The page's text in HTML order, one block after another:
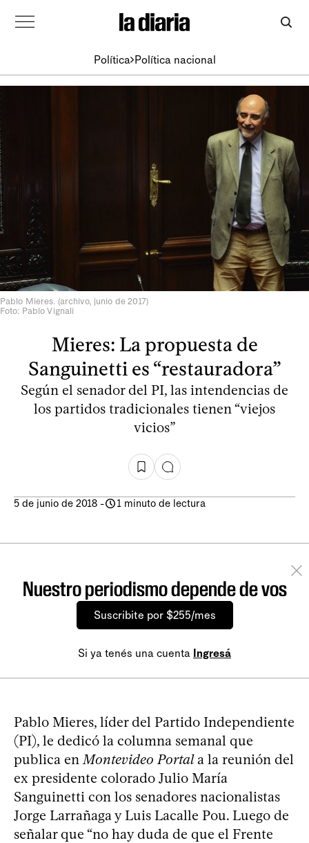
Política Política nacional
Pablo Mieres. (archivo, junio de 2017)
Foto: Pablo Vignali
Mieres: La propuesta de
Sanguinetti es “restauradora”
Según el senador del PI, las intendencias de
los partidos tradicionales tienen “viejos
vicios”
5 de junio de 2018 - 1 minuto de lectura
Nuestro periodismo depende de vos
Suscribite por $255/mes
Si ya tenés una cuenta Ingresá
Pablo Mieres, líder del Partido Independiente
(PI), le dedicó la columna semanal que
publica en Montevideo Portala la reunión del
ex presidente colorado Julio María
Sanguinetti con los senadores nacionalistas
Jorge Larrañaga y Luis Lacalle Pou. Luego de
señalar que “no hay duda de que el Frente